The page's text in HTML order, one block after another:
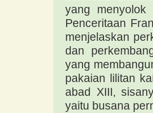
yang menyolok
Penceritaan
menjelaskan
dan
yang
pakaian lilitan
abad XIII,
yaitu busana